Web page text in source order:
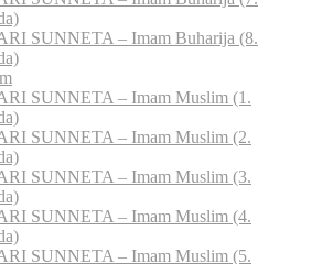
SUNNETA – Imam Buharija (8.
SUNNETA – Imam Muslim (1.
SUNNETA – Imam Muslim (2.
SUNNETA – Imam Muslim (3.
SUNNETA – Imam Muslim (4.
SUNNETA – Imam Muslim (5.